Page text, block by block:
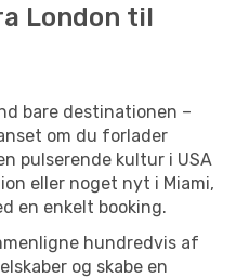
London til
bare destinationen –
om du forlader
pulserende kultur i USA
eller noget nyt i Miami,
en enkelt booking.
hundredvis af
og skabe en